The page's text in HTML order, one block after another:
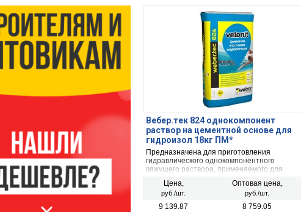
Вебер.тек 824 однокомпонент
раствор на цементной основе для
гидроизол 18кг ПМ*
Предназначена для приготовления
гидравлического однокомпонентного
вяжущего раствора, применяемого для
сооружений от воздействия влаги и воды под
давлением. наносится с помощью шпателя,
строительной кисти, возможно нанесение
Цена,
руб./шт.
Оптовая цена,
руб./шт.
9 139.87
8 759.05